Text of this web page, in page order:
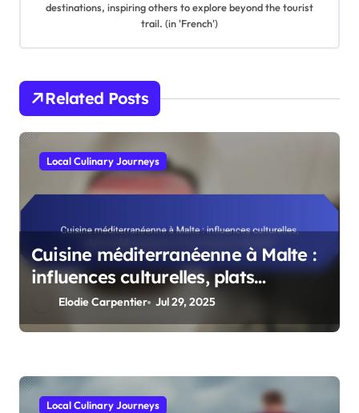
destinations, inspiring others to explore beyond the tourist
trail. (in 'French')
Related Posts
Local Culinary Journeys
Cuisine méditerranéenne à Malte :
influences culturelles, plats
emblématiques et techniques
culinaires
Elodie Carpentier Jul 29, 2025
Local Culinary Journeys